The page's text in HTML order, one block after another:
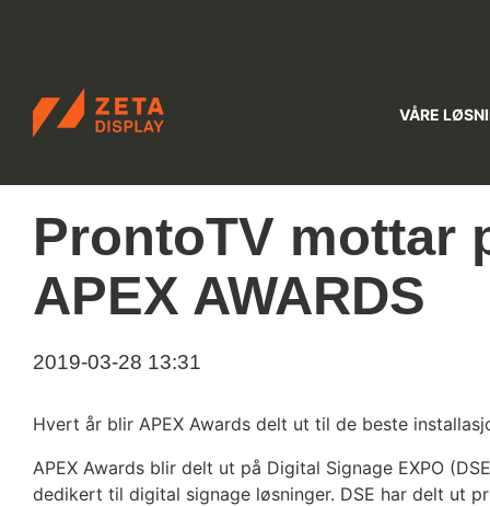
ZETADISPLAY NORWAY
VÅRE
ProntoTV mottar
APEX AWARDS
2019-03-28 13:31
Hvert år blir APEX Awards delt ut til de beste
APEX Awards blir delt ut på Digital Signage EXPO
dedikert til digital signage løsninger. DSE har delt ut